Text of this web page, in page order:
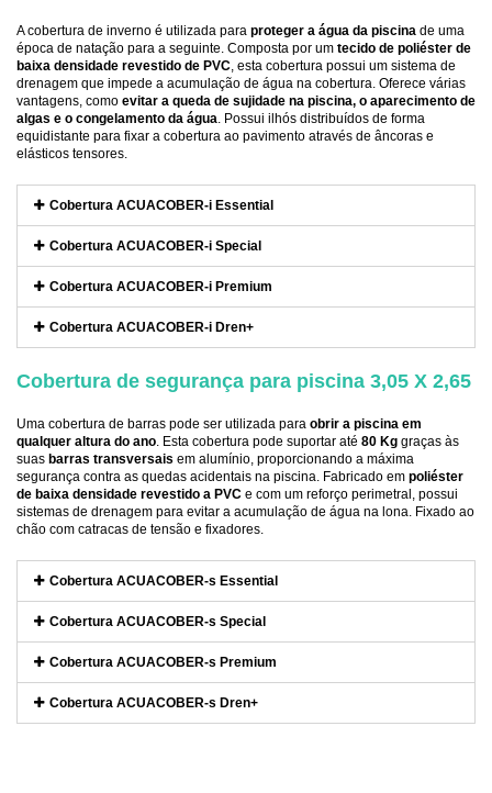
A cobertura de inverno é utilizada para proteger a água da piscina de uma
época de natação para a seguinte. Composta por um tecido de poliéster de
baixa densidade revestido de PVC , esta cobertura possui um sistema de
drenagem que impede a acumulação de água na cobertura. Oferece várias
vantagens, como evitar a queda de sujidade na piscina, o aparecimento de
algas e o congelamento da água . Possui ilhós distribuídos de forma
equidistante para fixar a cobertura ao pavimento através de âncoras e
elásticos tensores.
Cobertura ACUACOBER-i Essential
Cobertura ACUACOBER-i Special
Cobertura ACUACOBER-i Premium
Cobertura ACUACOBER-i Dren+
Cobertura de segurança para piscina 3,05 X 2,65
Uma cobertura de barras pode ser utilizada para obrir a piscina em
qualquer altura do ano . Esta cobertura pode suportar até 80 Kg graças às
suas barras transversais em alumínio, proporcionando a máxima
segurança contra as quedas acidentais na piscina. Fabricado em poliéster
de baixa densidade revestido a PVC e com um reforço perimetral, possui
sistemas de drenagem para evitar a acumulação de água na lona. Fixado ao
chão com catracas de tensão e fixadores.
Cobertura ACUACOBER-s Essential
Cobertura ACUACOBER-s Special
Cobertura ACUACOBER-s Premium
Cobertura ACUACOBER-s Dren+